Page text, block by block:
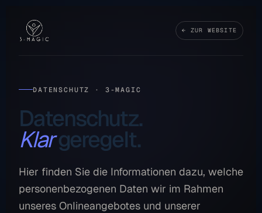
← ZUR WEBSITE
DATENSCHUTZ · 3-MAGIC
Datenschutz.
Klargeregelt.
Hier finden Sie die Informationen dazu, welche
personenbezogenen Daten wir im Rahmen
unseres Onlineangebotes und unserer